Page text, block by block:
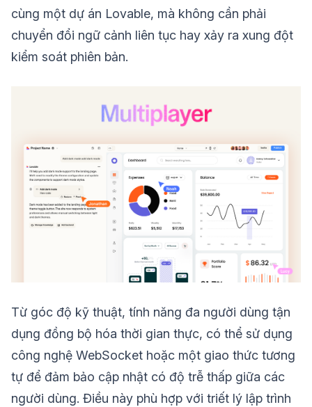
cùng một dự án Lovable, mà không cần phải
chuyển đổi ngữ cảnh liên tục hay xảy ra xung đột
kiểm soát phiên bản.
Từ góc độ kỹ thuật, tính năng đa người dùng tận
dụng đồng bộ hóa thời gian thực, có thể sử dụng
công nghệ WebSocket hoặc một giao thức tương
tự để đảm bảo cập nhật có độ trễ thấp giữa các
người dùng. Điều này phù hợp với triết lý lập trình